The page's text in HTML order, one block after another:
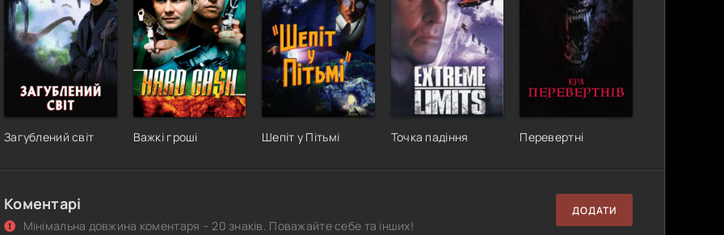
Загублений світ Важкі гроші Шепіт у Пітьмі Точка падіння Перевертні
Коментарі
Мінімальна довжина коментаря – 20 знаків. Поважайте себе та інших!
ДОДАТИ